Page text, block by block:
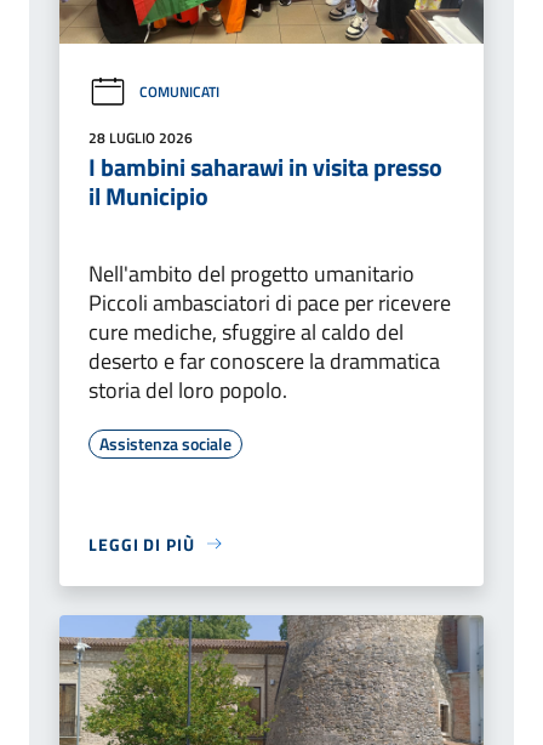
COMUNICATI
28 LUGLIO 2026
I bambini saharawi in visita presso
il Municipio
Nell'ambito del progetto umanitario
Piccoli ambasciatori di pace per ricevere
cure mediche, sfuggire al caldo del
deserto e far conoscere la drammatica
storia del loro popolo.
Assistenza sociale
LEGGI DI PIÙ